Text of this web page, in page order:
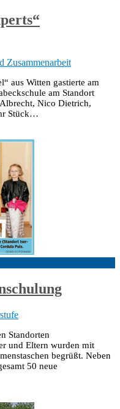
Zusammenarbeit
aus Witten gastierte am
am Standort
Nico Dietrich,
Stück…
Standorten
und Eltern wurden mit
begrüßt. Neben
50 neue